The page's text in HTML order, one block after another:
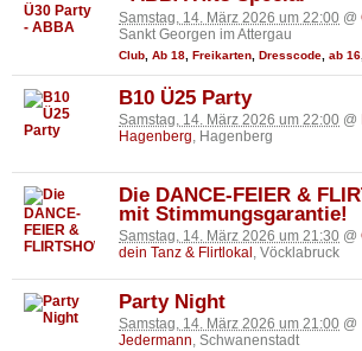
Samstag, 14. März 2026 um 22:00 @
Sankt Georgen im Attergau
Club Ab 18 Freikarten Dresscode ab 16
B10 Ü25 Party
Samstag, 14. März 2026 um 22:00 @
Hagenberg, Hagenberg
Die DANCE-FEIER &
mit Stimmungsgarantie!
Samstag, 14. März 2026 um 21:30 @
dein Tanz & Flirtlokal , Vöcklabruck
Party Night
Samstag, 14. März 2026 um 21:00 @
Jedermann, Schwanenstadt